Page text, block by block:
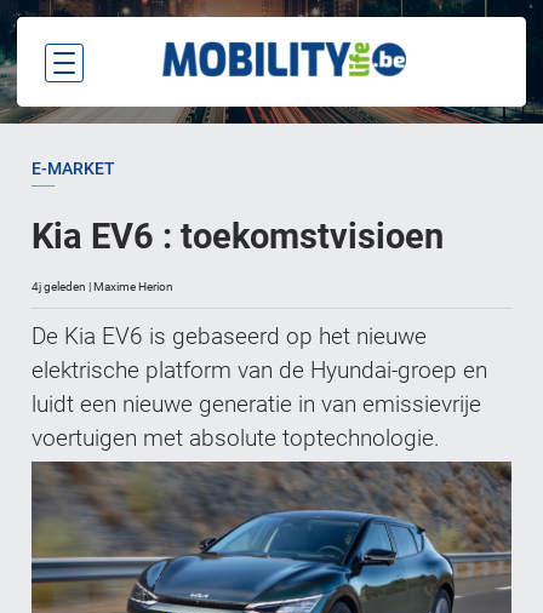
E-MARKET
Kia EV6 : toekomstvisioen
4j geleden | Maxime Herion
De Kia EV6 is gebaseerd op het nieuwe
elektrische platform van de Hyundai-groep en
luidt een nieuwe generatie in van emissievrije
voertuigen met absolute toptechnologie.